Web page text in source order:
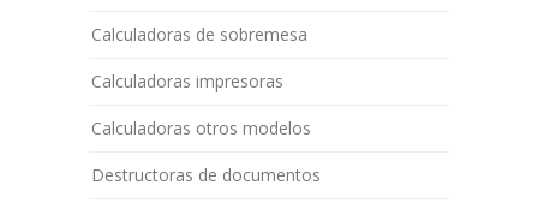
Calculadoras de sobremesa
Calculadoras impresoras
Calculadoras otros modelos
Destructoras de documentos